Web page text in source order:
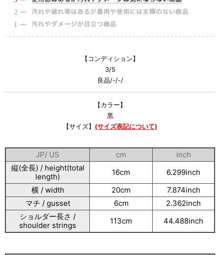
【コンディション】
3/5
良品/-/-/
【カラー】
黒
【サイズ】 (サイズ表記について)
JP/ US cm
inch
縦(全長) / height(total
length)
16cm
6.299inch
横 / width
20cm
7.874inch
マチ / gusset
6cm
2.362inch
ショルダー長さ /
shoulder strings
113cm 44.488inch